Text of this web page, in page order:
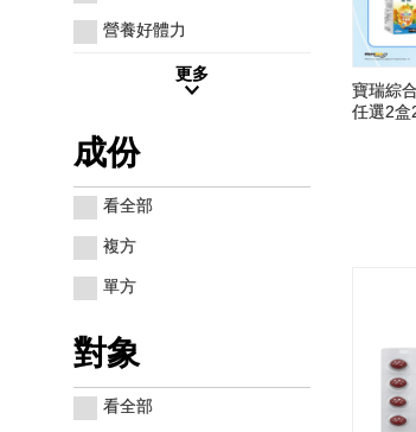
營養好體力
更多
成份
看全部
複方
單方
對象
看全部
寶瑞綜
任選2盒